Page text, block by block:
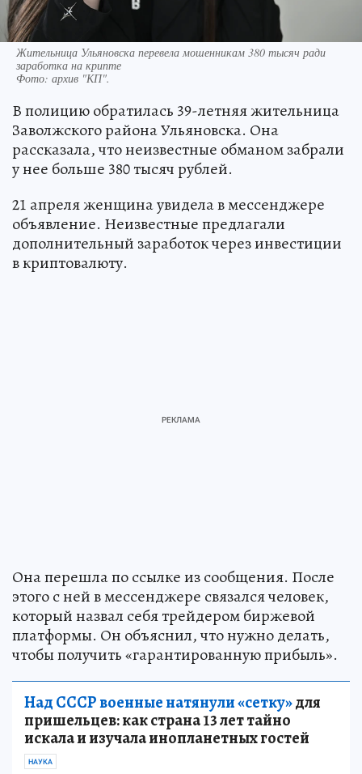
Жительница Ульяновска перевела мошенникам 380 тысяч ради
заработка на крипте
Фото: архив "КП".
В полицию обратилась 39-летняя жительница
Заволжского района Ульяновска. Она
рассказала, что неизвестные обманом забрали
у нее больше 380 тысяч рублей.
21 апреля женщина увидела в мессенджере
объявление. Неизвестные предлагали
дополнительный заработок через инвестиции
в криптовалюту.
Она перешла по ссылке из сообщения. После
этого с ней в мессенджере связался человек,
который назвал себя трейдером биржевой
платформы. Он объяснил, что нужно делать,
чтобы получить «гарантированную прибыль».
Над СССР военные натянули «сетку»для
пришельцев: как страна 13 лет тайно
искала и изучала инопланетных гостей
НАУКА